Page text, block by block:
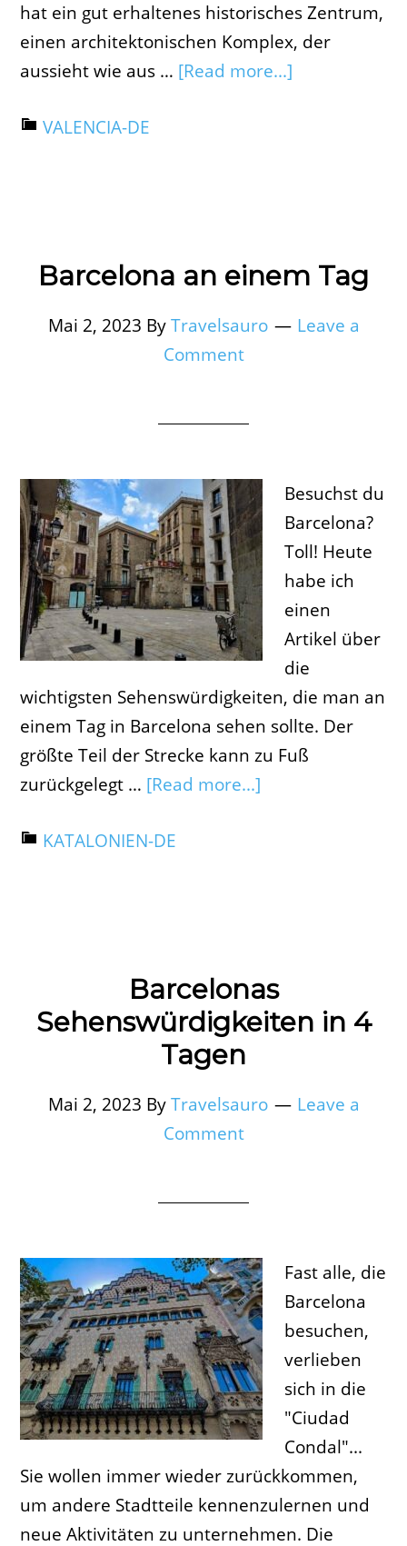
hat ein gut erhaltenes historisches Zentrum,
einen architektonischen Komplex, der
aussieht wie aus … [Read more...]
VALENCIA-DE
Barcelona an einem Tag
Mai 2, 2023 ByTravelsauro
Leave a
Comment
Besuchst du
Barcelona?
Toll! Heute
habe ich
einen
Artikel über
die
wichtigsten Sehenswürdigkeiten, die man an
einem Tag in Barcelona sehen sollte. Der
größte Teil der Strecke kann zu Fuß
zurückgelegt … [Read more...]
KATALONIEN-DE
Barcelonas
Sehenswürdigkeiten in 4
Tagen
Mai 2, 2023 ByTravelsauro
Leave a
Comment
Fast alle, die
Barcelona
besuchen,
verlieben
sich in die
"Ciudad
Condal"...
Sie wollen immer wieder zurückkommen,
um andere Stadtteile kennenzulernen und
neue Aktivitäten zu unternehmen. Die